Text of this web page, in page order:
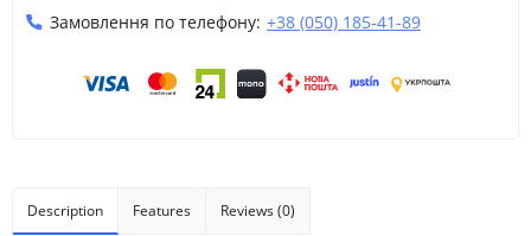
Замовлення по телефону: +38 (050) 185-41-89
Description Features Reviews (0)